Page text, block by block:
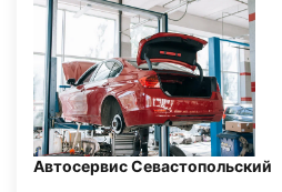
Автосервис Севастопольский